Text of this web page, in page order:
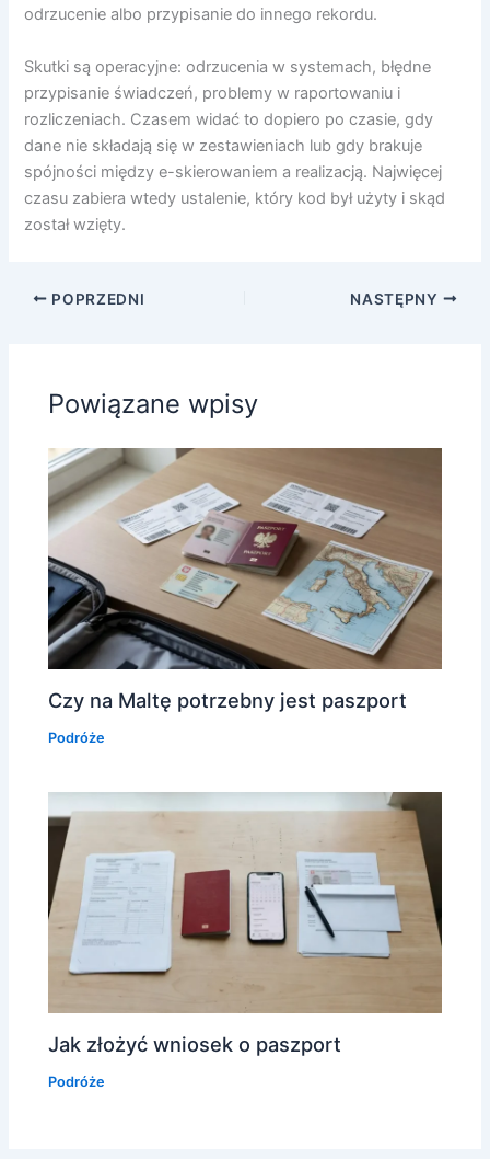
odrzucenie albo przypisanie do innego rekordu.
Skutki są operacyjne: odrzucenia w systemach, błędne
przypisanie świadczeń, problemy w raportowaniu i
rozliczeniach. Czasem widać to dopiero po czasie, gdy
dane nie składają się w zestawieniach lub gdy brakuje
spójności między e-skierowaniem a realizacją. Najwięcej
czasu zabiera wtedy ustalenie, który kod był użyty i skąd
został wzięty.
POPRZEDNI NASTĘPNY
Powiązane wpisy
Czy na Maltę potrzebny jest paszport
Podróże
Jak złożyć wniosek o paszport
Podróże